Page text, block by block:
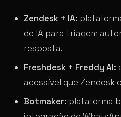
Zendesk + IA:
de IA para triagem
resposta.
Freshdesk + Freddy AI:
acessível que Zendesk
Botmaker: plataforma